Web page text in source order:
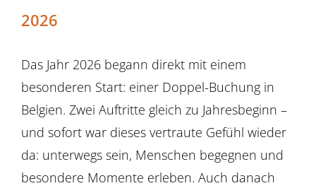
2026
Das Jahr 2026 begann direkt mit einem
besonderen Start: einer Doppel-Buchung in
Belgien. Zwei Auftritte gleich zu Jahresbeginn –
und sofort war dieses vertraute Gefühl wieder
da: unterwegs sein, Menschen begegnen und
besondere Momente erleben. Auch danach